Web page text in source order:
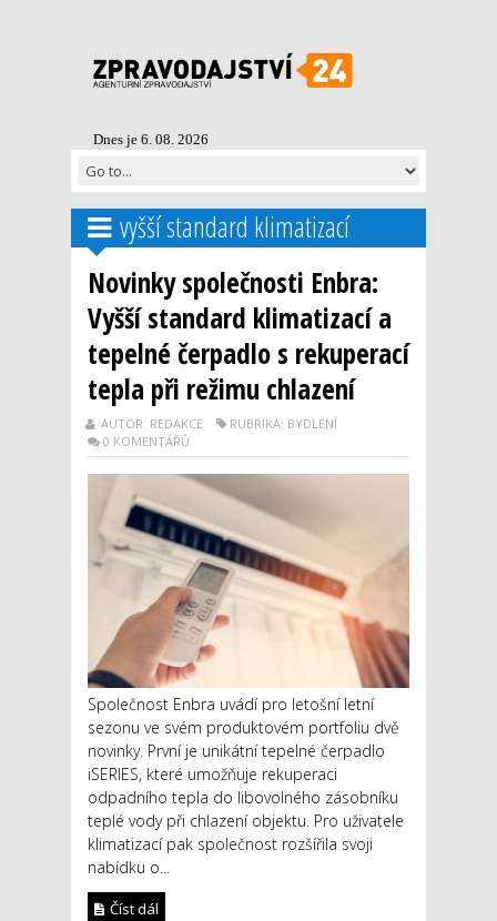
Dnes je 6. 08. 2026
vyšší standard klimatizací
Novinky společnosti Enbra:
Vyšší standard klimatizací a
tepelné čerpadlo s rekuperací
tepla při režimu chlazení
AUTOR: REDAKCE
RUBRIKA: BYDLENÍ
0 KOMENTÁŘŮ
Společnost Enbra uvádí pro letošní letní
sezonu ve svém produktovém portfoliu dvě
novinky. První je unikátní tepelné čerpadlo
iSERIES, které umožňuje rekuperaci
odpadního tepla do libovolného zásobníku
teplé vody při chlazení objektu. Pro uživatele
klimatizací pak společnost rozšířila svoji
nabídku o...
Číst dál